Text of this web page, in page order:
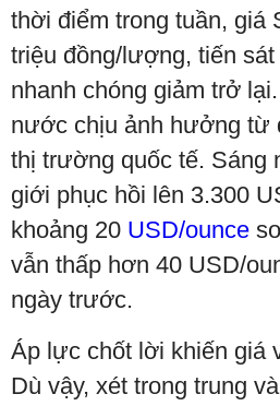
thời điểm trong tuần, giá
triệu đồng/lượng, tiến
nhanh chóng giảm trở
nước chịu ảnh hưởng từ
thị trường quốc tế. Sáng
giới phục hồi lên 3.300
khoảng 20 USD/ounce
vẫn thấp hơn 40 USD/
ngày trước.
Áp lực chốt lời khiến giá
Dù vậy, xét trong trung